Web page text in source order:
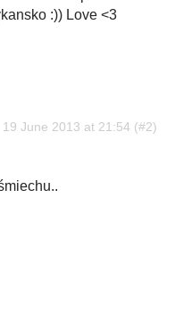
:)) Love <3
19 June 2013 at 21:54